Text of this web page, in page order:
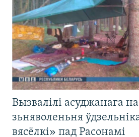
Вызвалілі асуджанага
зьняволеньня
вясёлкі» пад Расонамі